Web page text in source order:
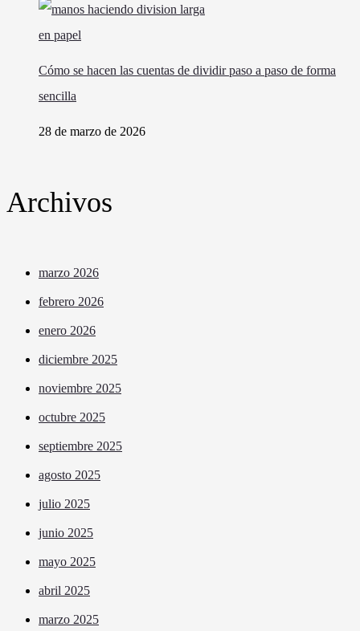
Cómo se hacen las cuentas de dividir paso a paso de forma
sencilla
28 de marzo de 2026
Archivos
marzo 2026
febrero 2026
enero 2026
diciembre 2025
noviembre 2025
octubre 2025
septiembre 2025
agosto 2025
julio 2025
junio 2025
mayo 2025
abril 2025
marzo 2025